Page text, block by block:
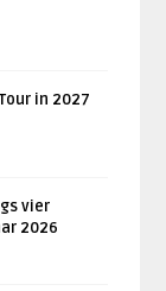
in 2027
vier
2026